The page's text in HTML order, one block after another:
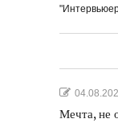
Мечта, не